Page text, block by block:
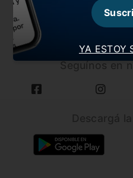
CARGAR
Seguínos en
YA ESTOY